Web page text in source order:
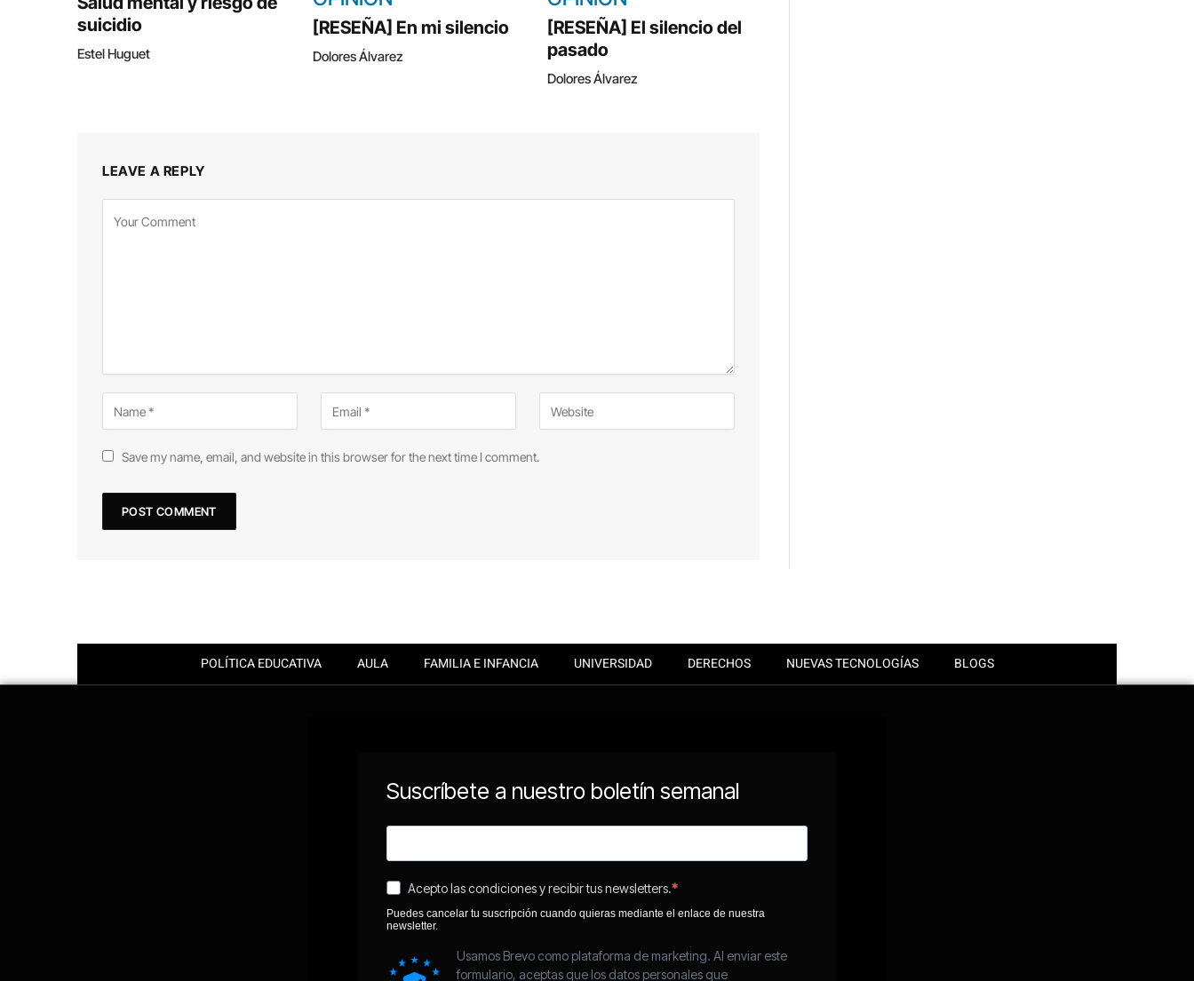
suicidio
Estel Huguet
[RESEÑA] En mi silencio
Dolores Álvarez
[RESEÑA] El silencio del
pasado
Dolores Álvarez
LEAVE A REPLY
Save my name, email, and website in this browser for the next time I comment.
POLÍTICA EDUCATIVA AULA FAMILIA E INFANCIA UNIVERSIDAD DERECHOS NUEVAS TECNOLOGÍAS BLOGS